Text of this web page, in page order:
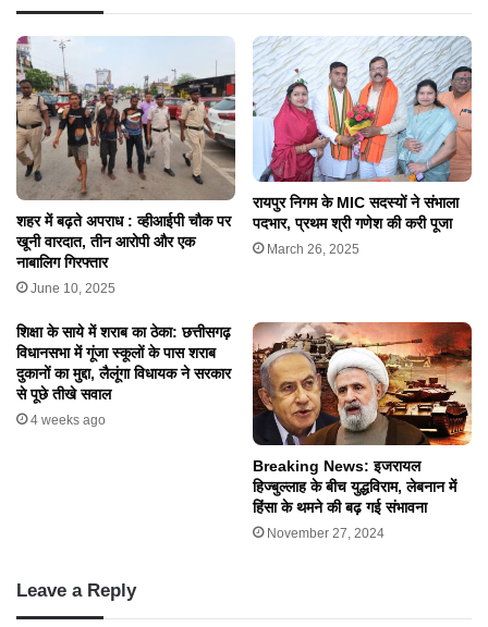
शहर में बढ़ते अपराध : व्हीआईपी चौक पर
खूनी वारदात, तीन आरोपी और एक
नाबालिग गिरफ्तार
June 10, 2025
रायपुर निगम के MIC सदस्यों ने संभाला
पदभार, प्रथम श्री गणेश की करी पूजा
March 26, 2025
शिक्षा के साये में शराब का ठेका: छत्तीसगढ़
विधानसभा में गूंजा स्कूलों के पास शराब
दुकानों का मुद्दा, लैलूंगा विधायक ने सरकार
से पूछे तीखे सवाल
4 weeks ago
Breaking News: इजरायल
हिज्बुल्लाह के बीच युद्धविराम, लेबनान में
हिंसा के थमने की बढ़ गई संभावना
November 27, 2024
Leave a Reply